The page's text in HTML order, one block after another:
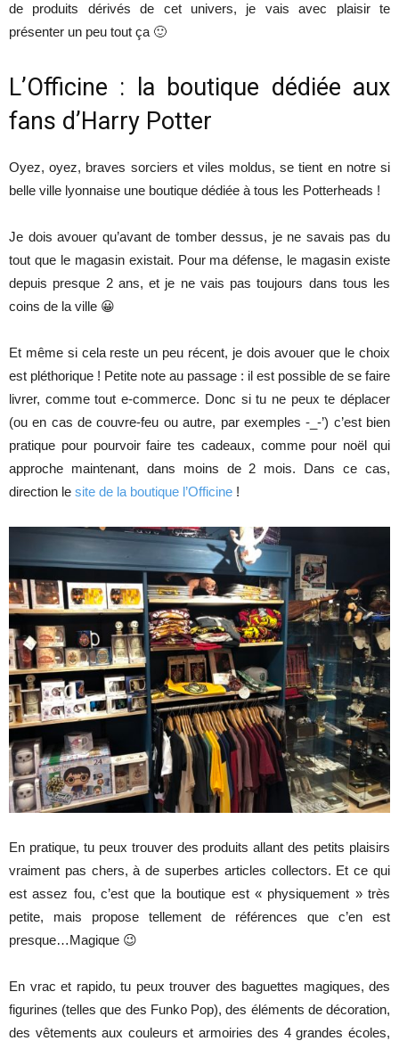
de produits dérivés de cet univers, je vais avec plaisir te
présenter un peu tout ça 🙂
L’Officine : la boutique dédiée aux
fans d’Harry Potter
Oyez, oyez, braves sorciers et viles moldus, se tient en notre si
belle ville lyonnaise une boutique dédiée à tous les Potterheads !
Je dois avouer qu’avant de tomber dessus, je ne savais pas du
tout que le magasin existait. Pour ma défense, le magasin existe
depuis presque 2 ans, et je ne vais pas toujours dans tous les
coins de la ville 😀
Et même si cela reste un peu récent, je dois avouer que le choix
est pléthorique ! Petite note au passage : il est possible de se faire
livrer, comme tout e-commerce. Donc si tu ne peux te déplacer
(ou en cas de couvre-feu ou autre, par exemples -_-’) c’est bien
pratique pour pourvoir faire tes cadeaux, comme pour noël qui
approche maintenant, dans moins de 2 mois. Dans ce cas,
direction le site de la boutique l’Officine !
En pratique, tu peux trouver des produits allant des petits plaisirs
vraiment pas chers, à de superbes articles collectors. Et ce qui
est assez fou, c’est que la boutique est « physiquement » très
petite, mais propose tellement de références que c’en est
presque…Magique 😉
En vrac et rapido, tu peux trouver des baguettes magiques, des
figurines (telles que des Funko Pop), des éléments de décoration,
des vêtements aux couleurs et armoiries des 4 grandes écoles,